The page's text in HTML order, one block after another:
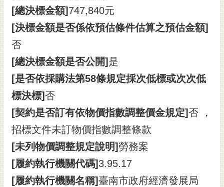
[總決標金額] 747,840元
[決標金額是否係依預估條件估算之預估金額]
否
[總決標金額是否公開] 是
[是否依採購法第58條規定採次低標或次次低
標決標]否
[契約是否訂有依物價指數調整價金規定]否 ，
招標文件未訂物價指數調整條款
[未列物價調整規定說明] 勞務案
[履約執行機關代碼] 3.95.17
[履約執行機關名稱]臺南市政府經濟發展局